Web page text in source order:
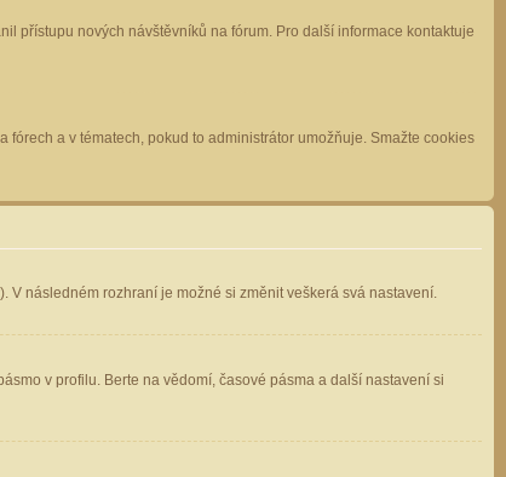
přístupu nových návštěvníků na fórum. Pro další informace kontaktuje
a v tématech, pokud to administrátor umožňuje. Smažte cookies
V následném rozhraní je možné si změnit veškerá svá nastavení.
v profilu. Berte na vědomí, časové pásma a další nastavení si